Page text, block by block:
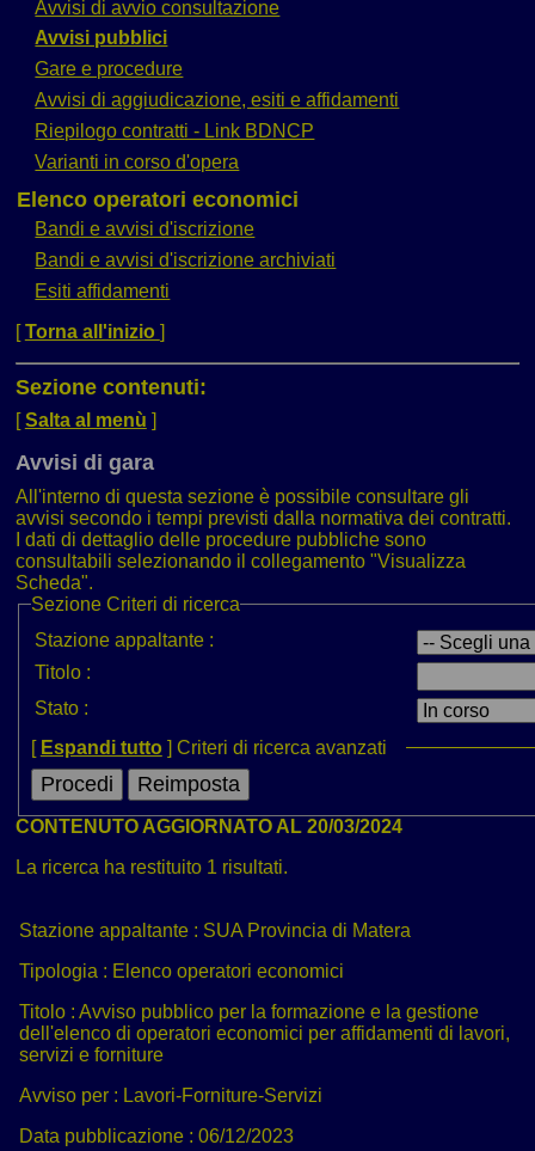
Avvisi di avvio consultazione
Avvisi pubblici
Gare e procedure
Avvisi di aggiudicazione, esiti e affidamenti
Riepilogo contratti - Link BDNCP
Varianti in corso d'opera
Elenco operatori economici
Bandi e avvisi d'iscrizione
Bandi e avvisi d'iscrizione archiviati
Esiti affidamenti
[Torna all'inizio ]
Sezione contenuti:
[Salta al menù ]
Avvisi di gara
All'interno di questa sezione è possibile consultare gli
avvisi secondo i tempi previsti dalla normativa dei contratti.
I dati di dettaglio delle procedure pubbliche sono
consultabili selezionando il collegamento "Visualizza
Scheda".
Sezione Criteri di ricerca
Stazione appaltante :
Titolo :
Stato :
[ Espandi tutto ] Criteri di ricerca avanzati
CONTENUTO AGGIORNATO AL 20/03/2024
La ricerca ha restituito 1 risultati.
Stazione appaltante : SUA Provincia di Matera
Tipologia : Elenco operatori economici
Titolo : Avviso pubblico per la formazione e la gestione
dell'elenco di operatori economici per affidamenti di lavori,
servizi e forniture
Avviso per : Lavori-Forniture-Servizi
Data pubblicazione : 06/12/2023